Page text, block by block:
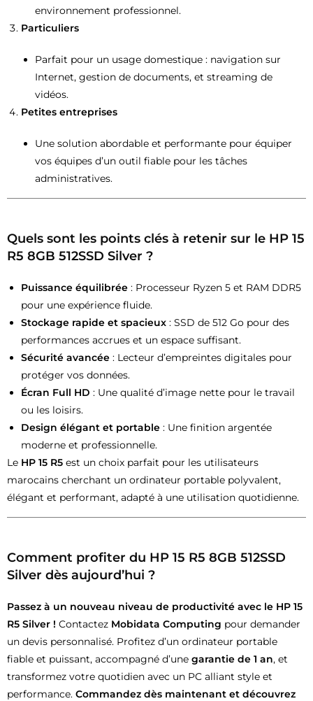
environnement professionnel.
Particuliers
Parfait pour un usage domestique : navigation sur
Internet, gestion de documents, et streaming de
vidéos.
Petites entreprises
Une solution abordable et performante pour équiper
vos équipes d’un outil fiable pour les tâches
administratives.
Quels sont les points clés à retenir sur le HP 15
R5 8GB 512SSD Silver ?
Puissance équilibrée : Processeur Ryzen 5 et RAM DDR5
pour une expérience fluide.
Stockage rapide et spacieux : SSD de 512 Go pour des
performances accrues et un espace suffisant.
Sécurité avancée : Lecteur d’empreintes digitales pour
protéger vos données.
Écran Full HD : Une qualité d’image nette pour le travail
ou les loisirs.
Design élégant et portable : Une finition argentée
moderne et professionnelle.
Le HP 15 R5 est un choix parfait pour les utilisateurs
marocains cherchant un ordinateur portable polyvalent,
élégant et performant, adapté à une utilisation quotidienne.
Comment profiter du HP 15 R5 8GB 512SSD
Silver dès aujourd’hui ?
Passez à un nouveau niveau de productivité avec le HP 15
R5 Silver ! Contactez Mobidata Computing pour demander
un devis personnalisé. Profitez d’un ordinateur portable
fiable et puissant, accompagné d’une garantie de 1 an, et
transformez votre quotidien avec un PC alliant style et
performance. Commandez dès maintenant et découvrez